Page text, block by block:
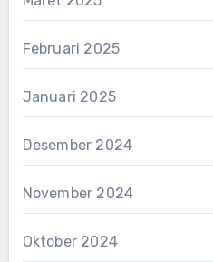
Februari 2025
Januari 2025
Desember 2024
November 2024
Oktober 2024